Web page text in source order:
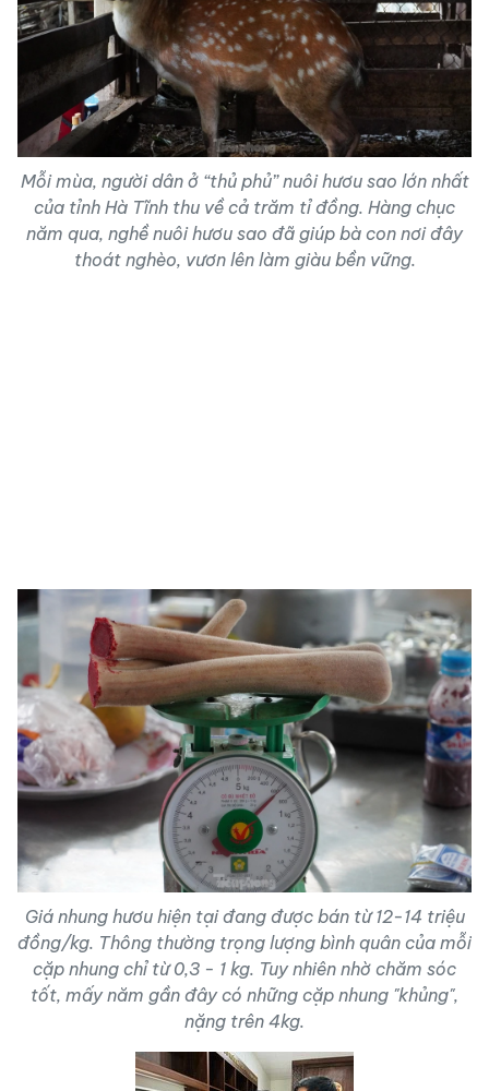
Mỗi mùa, người dân ở “thủ phủ” nuôi hươu sao lớn nhất
của tỉnh Hà Tĩnh thu về cả trăm tỉ đồng. Hàng chục
năm qua, nghề nuôi hươu sao đã giúp bà con nơi đây
thoát nghèo, vươn lên làm giàu bền vững.
Giá nhung hươu hiện tại đang được bán từ 12-14 triệu
đồng/kg. Thông thường trọng lượng bình quân của mỗi
cặp nhung chỉ từ 0,3 - 1 kg. Tuy nhiên nhờ chăm sóc
tốt, mấy năm gần đây có những cặp nhung "khủng",
nặng trên 4kg.